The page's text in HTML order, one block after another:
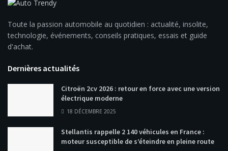
Toute la passion automobile au quotidien : actualité, insolite,
technologie, événements, conseils pratiques, essais et guide
d'achat.
Dernières actualités
Citroën 2cv 2026 : retour en force avec une version
électrique moderne
18 DÉCEMBRE 2025
Stellantis rappelle 2 140 véhicules en France :
moteur susceptible de s’éteindre en pleine route